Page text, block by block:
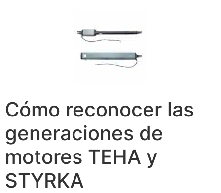
Cómo reconocer las
generaciones de
motores TEHA y
STYRKA